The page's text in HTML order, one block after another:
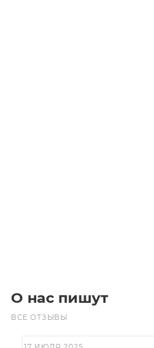
О нас пишут
ВСЕ ОТЗЫВЫ